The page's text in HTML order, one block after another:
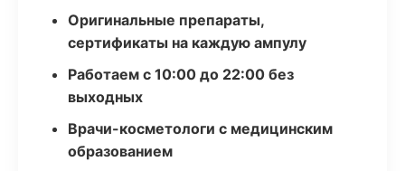
Оригинальные препараты,
сертификаты на каждую ампулу
Работаем с 10:00 до 22:00 без
выходных
Врачи-косметологи с медицинским
образованием